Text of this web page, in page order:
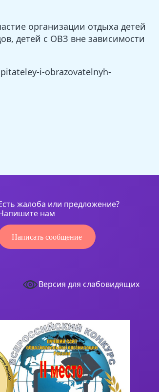
организации отдыха детей
детей с ОВЗ вне зависимости
i-obrazovatelnyh-
жалоба или предложение?
нам
Написать сообщение
Версия для слабовидящих